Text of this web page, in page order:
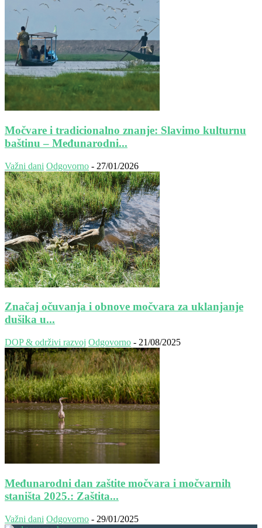
Močvare i tradicionalno znanje: Slavimo kulturnu
baštinu – Međunarodni...
Važni dani Odgovorno - 27/01/2026
Značaj očuvanja i obnove močvara za uklanjanje
dušika u...
DOP & održivi razvoj Odgovorno - 21/08/2025
Međunarodni dan zaštite močvara i močvarnih
staništa 2025.: Zaštita...
Važni dani Odgovorno - 29/01/2025